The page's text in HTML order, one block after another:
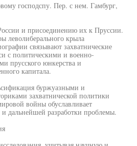
господспу. Пер. с нем. Гамбург,
и присоединению их к Пруссии.
леволиберального крыла
связывают захватнические
с политическими и военно-
прусского юнкерства и
капитала.
буржуазными и
захватнической политики
войны обуславливает
дальнейшей разработки проблемы.